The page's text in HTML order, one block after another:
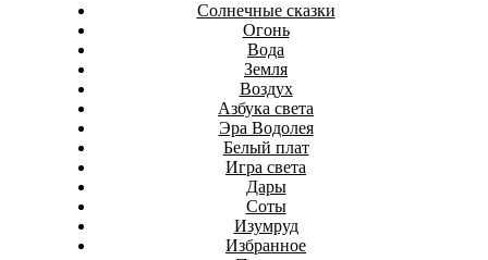
Солнечные сказки
Огонь
Вода
Земля
Воздух
Азбука света
Эра Водолея
Белый плат
Игра света
Дары
Соты
Изумруд
Избранное